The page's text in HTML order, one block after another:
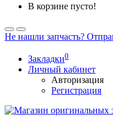
В корзине пусто!
Не нашли запчасть?
Закладки0
Личный кабинет
Авторизация
Регистрация